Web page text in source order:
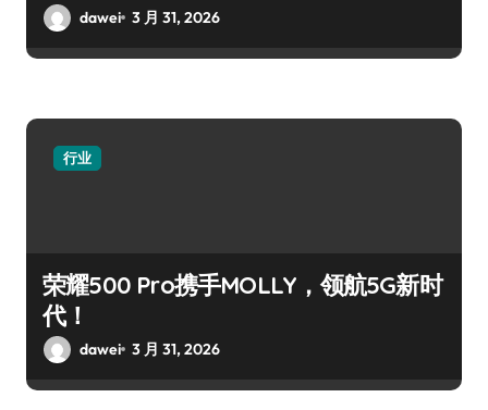
dawei 3 月 31, 2026
行业
荣耀500 Pro携手MOLLY，领航5G新时
代！
dawei 3 月 31, 2026